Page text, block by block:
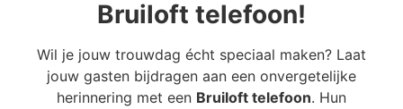
Bruiloft telefoon!
Wil je jouw trouwdag écht speciaal maken? Laat
jouw gasten bijdragen aan een onvergetelijke
herinnering met een Bruiloft telefoon. Hun